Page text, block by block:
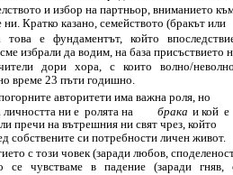
и избор на партньор, вниманието
Кратко казано, семейството (бракът или
е фундаментът, който
избрали да водим, на база присъствието
дори хора, с които волно/неволно
време 2­3 пъти годишно.
авторитети има важна роля, но
ни е ролята на
брака и кой е
пречи на вътрешния ни свят чрез, който
собствените си потребности личен живот.
с този човек (заради любов,
чувстваме в падение (заради гняв,